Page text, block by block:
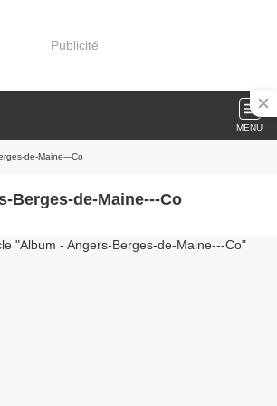
Publicité
MENU
de-Maine---Co
Berges-de-Maine---Co